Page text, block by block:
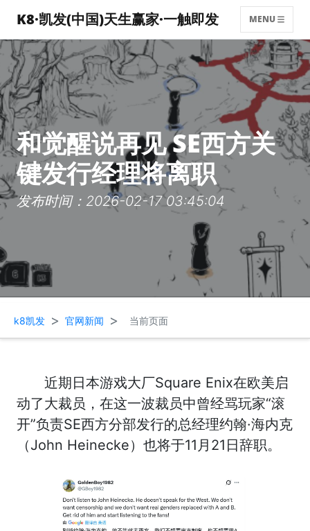
K8·凯发(中国)天生赢家·一触即发 MENU
和觉醒说再见 SE西方关
键发行经理将离职
发布时间：2026-02-17 03:45:04
k8凯发 > 官网新闻 > 当前页面
近期日本游戏大厂Square Enix在欧美启
动了大裁员，在这一波裁员中曾经骂玩家“滚
开”负责SE西方分部发行的总经理约翰·海内克
（John Heinecke）也将于11月21日辞职。